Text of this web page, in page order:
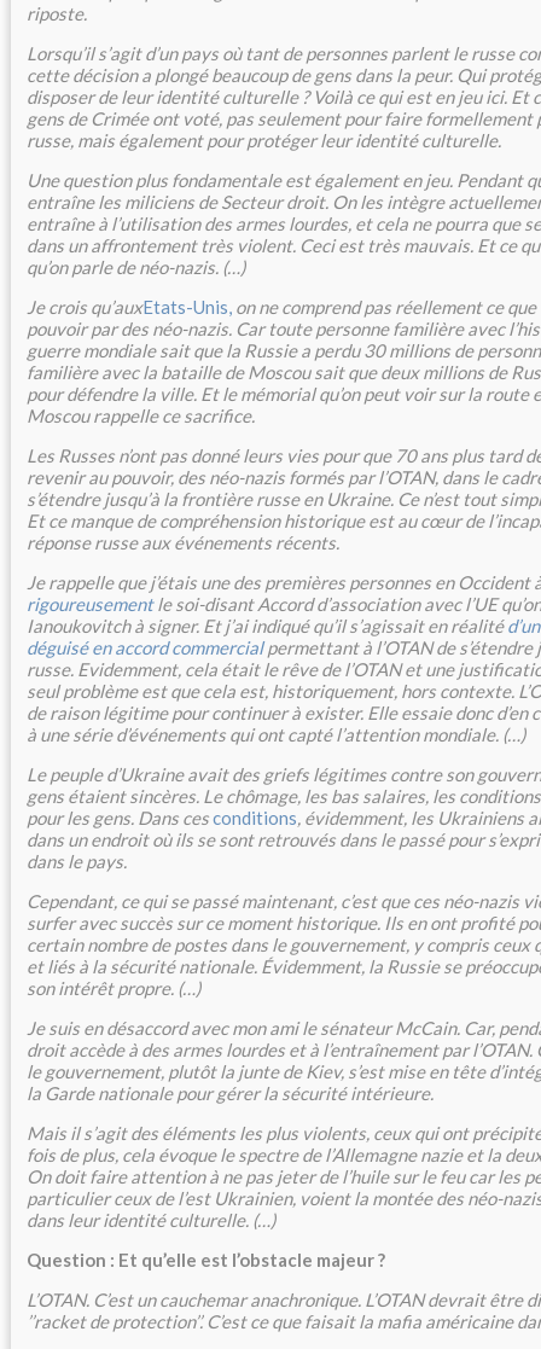
riposte.
Lorsqu’il s’agit d’un pays où tant de personnes parlent le russe
cette décision a plongé beaucoup de gens dans la peur. Qui
disposer de leur identité culturelle ? Voilà ce qui est en jeu ici. Et
gens de Crimée ont voté, pas seulement pour faire formellement
russe, mais également pour protéger leur identité culturelle.
Une question plus fondamentale est également en jeu. Pendant
entraîne les miliciens de Secteur droit. On les intègre
entraîne à l’utilisation des armes lourdes, et cela ne pourra que
dans un affrontement très violent. Ceci est très mauvais. Et ce
qu’on parle de néo-nazis. (…)
Je crois qu’auxEtats-Unis, on ne comprend pas réellement ce
pouvoir par des néo-nazis. Car toute personne familière avec
guerre mondiale sait que la Russie a perdu 30 millions de
familière avec la bataille de Moscou sait que deux millions de
pour défendre la ville. Et le mémorial qu’on peut voir sur la
Moscou rappelle ce sacrifice.
Les Russes n’ont pas donné leurs vies pour que 70 ans plus tard
revenir au pouvoir, des néo-nazis formés par l’OTAN, dans le
s’étendre jusqu’à la frontière russe en Ukraine. Ce n’est tout
Et ce manque de compréhension historique est au cœur de
réponse russe aux événements récents.
Je rappelle que j’étais une des premières personnes en Occident
rigoureusementle soi-disant Accord d’association avec l’UE
Ianoukovitch à signer. Et j’ai indiqué qu’il s’agissait en réalité
déguisé en accord commercialpermettant à l’OTAN de s’étendre
russe. Evidemment, cela était le rêve de l’OTAN et une
seul problème est que cela est, historiquement, hors contexte.
de raison légitime pour continuer à exister. Elle essaie donc d’en
à une série d’événements qui ont capté l’attention mondiale. (…)
Le peuple d’Ukraine avait des griefs légitimes contre son
gens étaient sincères. Le chômage, les bas salaires, les
pour les gens. Dans cesconditions, évidemment, les Ukrainiens
dans un endroit où ils se sont retrouvés dans le passé pour
dans le pays.
Cependant, ce qui se passé maintenant, c’est que ces néo-nazis
surfer avec succès sur ce moment historique. Ils en ont profité
certain nombre de postes dans le gouvernement, y compris ceux
et liés à la sécurité nationale. Évidemment, la Russie se
son intérêt propre. (…)
Je suis en désaccord avec mon ami le sénateur McCain. Car,
droit accède à des armes lourdes et à l’entraînement par l’OTAN.
le gouvernement, plutôt la junte de Kiev, s’est mise en tête
la Garde nationale pour gérer la sécurité intérieure.
Mais il s’agit des éléments les plus violents, ceux qui ont
fois de plus, cela évoque le spectre de l’Allemagne nazie et la
On doit faire attention à ne pas jeter de l’huile sur le feu car les
particulier ceux de l’est Ukrainien, voient la montée des néo-
dans leur identité culturelle. (…)
Question : Et qu’elle est l’obstacle majeur ?
L’OTAN. C’est un cauchemar anachronique. L’OTAN devrait être
’’racket de protection’’. C’est ce que faisait la mafia américaine